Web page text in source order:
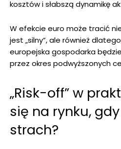
kosztów i słabszą dynamikę
W efekcie euro może tracić
jest „silny”, ale również
europejska gospodarka
przez okres podwyższonych
„Risk-off” w
się na rynku,
strach?